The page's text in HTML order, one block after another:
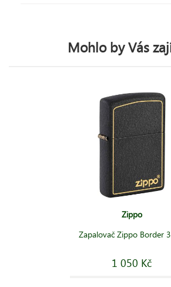
Mohlo by Vás
Zippo
Zapalovač Zippo Border
1 050 Kč